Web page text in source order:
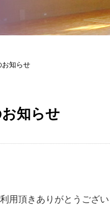
知らせ
知らせ
用頂きありがとうござ